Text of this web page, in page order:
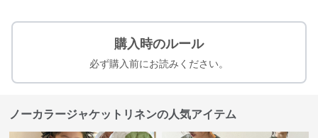
購入時のルール
必ず購入前にお読みください。
ノーカラージャケットリネンの人気アイテム